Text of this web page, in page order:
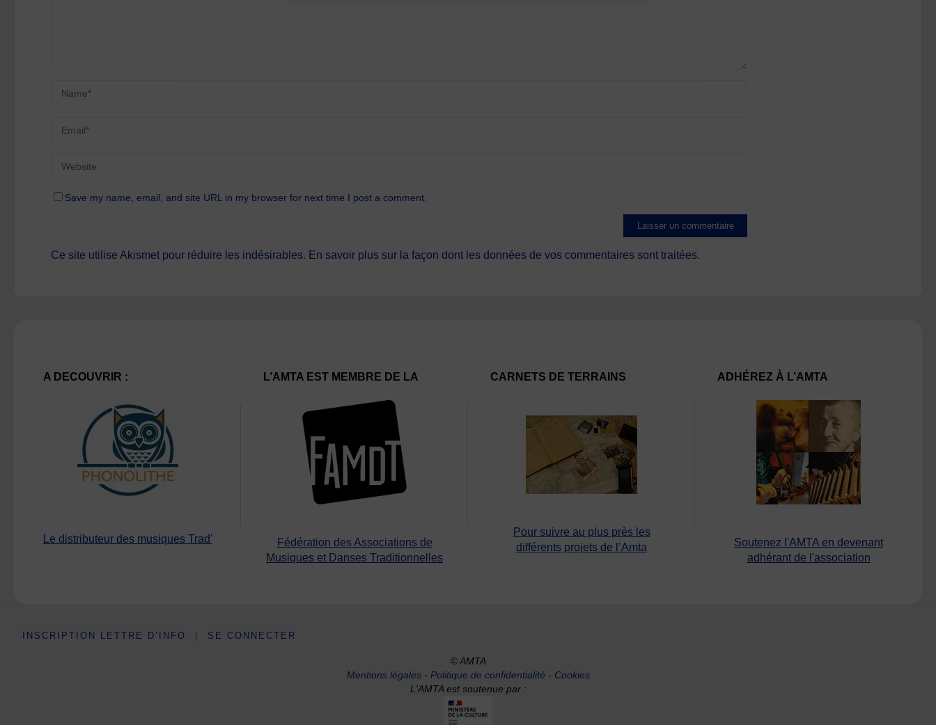
Save my name, email, and site URL in my browser for next time I post a comment.
Ce site utilise Akismet pour réduire les indésirables. En savoir plus sur la façon dont les données de vos commentaires sont traitées.
A DECOUVRIR :
Le distributeur des musiques Trad'
L’AMTA EST MEMBRE DE LA
Fédération des Associations de
Musiques et Danses Traditionnelles
CARNETS DE TERRAINS
Pour suivre au plus près les
différents projets de l’Amta
ADHÉREZ À L’AMTA
Soutenez l'AMTA en devenant
adhérant de l'association
INSCRIPTION LETTRE D’INFO | SE CONNECTER
© AMTA
Mentions légales- Politique de confidentialité - Cookies
L'AMTA est soutenue par :